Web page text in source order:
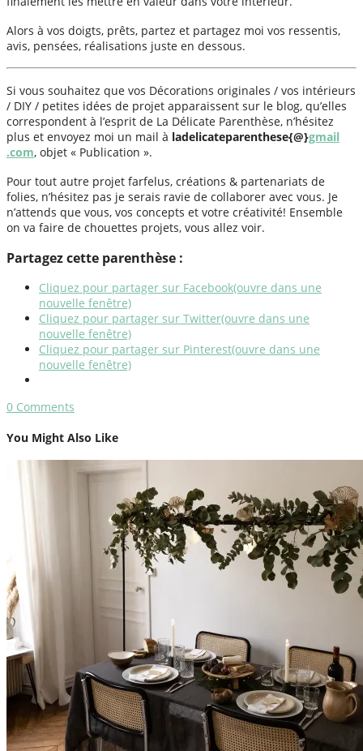
Alors à vos doigts, prêts, partez et partagez moi vos ressentis,
avis, pensées, réalisations juste en dessous.
Si vous souhaitez que vos Décorations originales / vos intérieurs
/ DIY / petites idées de projet apparaissent sur le blog, qu’elles
correspondent à l’esprit de La Délicate Parenthèse, n’hésitez
plus et envoyez moi un mail à ladelicateparenthese{@}gmail
.com, objet « Publication ».
Pour tout autre projet farfelus, créations & partenariats de
folies, n’hésitez pas je serais ravie de collaborer avec vous. Je
n’attends que vous, vos concepts et votre créativité! Ensemble
on va faire de chouettes projets, vous allez voir.
Partagez cette parenthèse :
Cliquez pour partager sur Facebook(ouvre dans une
nouvelle fenêtre)
Cliquez pour partager sur Twitter(ouvre dans une
nouvelle fenêtre)
Cliquez pour partager sur Pinterest(ouvre dans une
nouvelle fenêtre)
0 Comments
You Might Also Like